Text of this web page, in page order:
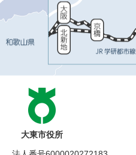
大東市役所